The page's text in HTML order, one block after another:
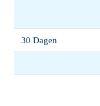
30 Dagen